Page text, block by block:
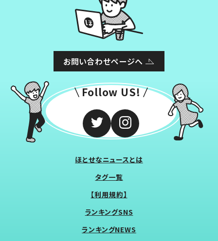
お問い合わせページへ
Follow US!
ほとせなニュースとは
タグ一覧
【利用規約】
ランキングSNS
ランキングNEWS